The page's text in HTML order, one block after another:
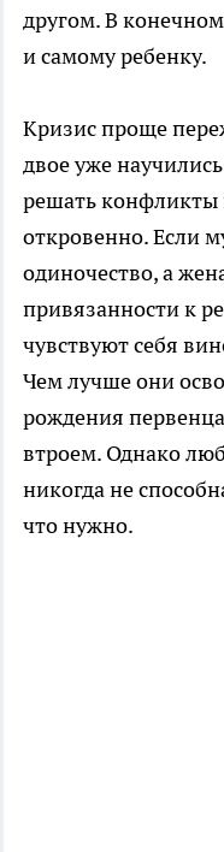
другом. В
и самому ребенку.
Кризис проще
двое уже
решать конфликты
откровенно. Если
одиночество, а
привязанности к
чувствуют себя
Чем лучше они
рождения
втроем. Однако
никогда не
что нужно.